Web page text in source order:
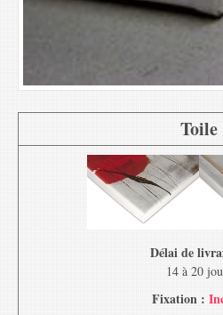
Toile
Délai de
14 à 20
Fixation :